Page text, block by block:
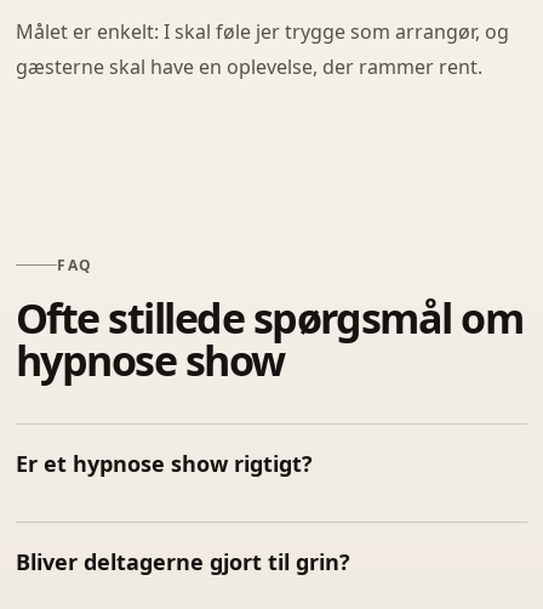
Målet er enkelt: I skal føle jer trygge som arrangør, og
gæsterne skal have en oplevelse, der rammer rent.
FAQ
Ofte stillede spørgsmål om
hypnose show
Er et hypnose show rigtigt?
Bliver deltagerne gjort til grin?